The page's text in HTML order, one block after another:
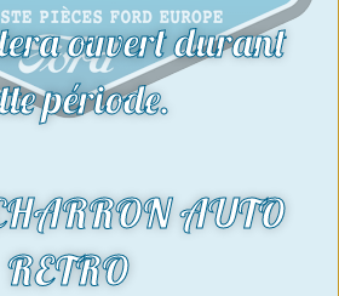
ouvert durant
période.
AUTO
RETRO